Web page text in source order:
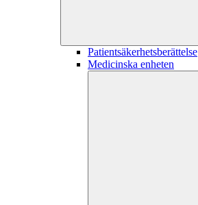
Patientsäkerhetsberättelse
Medicinska enheten